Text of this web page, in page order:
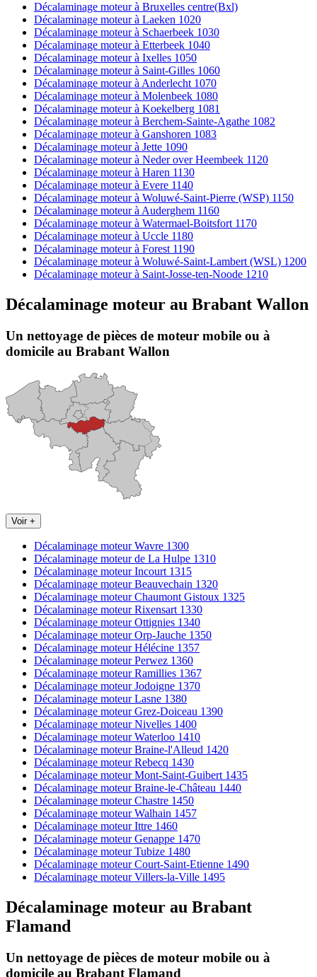
Décalaminage moteur à Bruxelles centre(Bxl)
Décalaminage moteur à Laeken 1020
Décalaminage moteur à Schaerbeek 1030
Décalaminage moteur à Etterbeek 1040
Décalaminage moteur à Ixelles 1050
Décalaminage moteur à Saint-Gilles 1060
Décalaminage moteur à Anderlecht 1070
Décalaminage moteur à Molenbeek 1080
Décalaminage moteur à Koekelberg 1081
Décalaminage moteur à Berchem-Sainte-Agathe 1082
Décalaminage moteur à Ganshoren 1083
Décalaminage moteur à Jette 1090
Décalaminage moteur à Neder over Heembeek 1120
Décalaminage moteur à Haren 1130
Décalaminage moteur à Evere 1140
Décalaminage moteur à Woluwé-Saint-Pierre (WSP) 1150
Décalaminage moteur à Auderghem 1160
Décalaminage moteur à Watermael-Boitsfort 1170
Décalaminage moteur à Uccle 1180
Décalaminage moteur à Forest 1190
Décalaminage moteur à Woluwé-Saint-Lambert (WSL) 1200
Décalaminage moteur à Saint-Josse-ten-Noode 1210
Décalaminage moteur au Brabant Wallon
Un nettoyage de pièces de moteur mobile ou à
domicile au Brabant Wallon
Voir +
Décalaminage moteur Wavre 1300
Décalaminage moteur de La Hulpe 1310
Décalaminage moteur Incourt 1315
Décalaminage moteur Beauvechain 1320
Décalaminage moteur Chaumont Gistoux 1325
Décalaminage moteur Rixensart 1330
Décalaminage moteur Ottignies 1340
Décalaminage moteur Orp-Jauche 1350
Décalaminage moteur Hélécine 1357
Décalaminage moteur Perwez 1360
Décalaminage moteur Ramillies 1367
Décalaminage moteur Jodoigne 1370
Décalaminage moteur Lasne 1380
Décalaminage moteur Grez-Doiceau 1390
Décalaminage moteur Nivelles 1400
Décalaminage moteur Waterloo 1410
Décalaminage moteur Braine-l'Alleud 1420
Décalaminage moteur Rebecq 1430
Décalaminage moteur Mont-Saint-Guibert 1435
Décalaminage moteur Braine-le-Château 1440
Décalaminage moteur Chastre 1450
Décalaminage moteur Walhain 1457
Décalaminage moteur Ittre 1460
Décalaminage moteur Genappe 1470
Décalaminage moteur Tubize 1480
Décalaminage moteur Court-Saint-Etienne 1490
Décalaminage moteur Villers-la-Ville 1495
Décalaminage moteur au Brabant
Flamand
Un nettoyage de pièces de moteur mobile ou à
domicile au Brabant Flamand